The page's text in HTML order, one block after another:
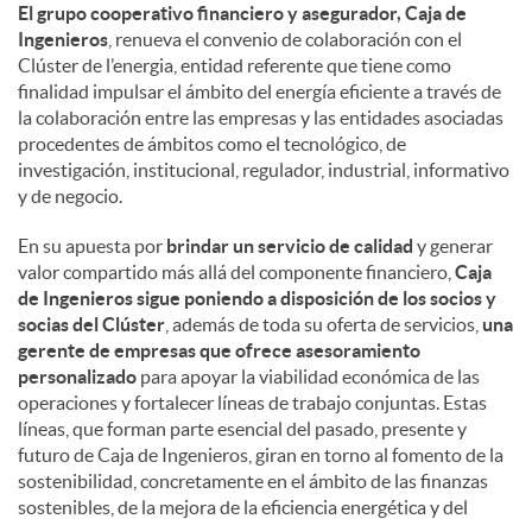
El grupo cooperativo financiero y asegurador, Caja de
Ingenieros , renueva el convenio de colaboración con el
Clúster de l’energia, entidad referente que tiene como
finalidad impulsar el ámbito del energía eficiente a través de
la colaboración entre las empresas y las entidades asociadas
procedentes de ámbitos como el tecnológico, de
investigación, institucional, regulador, industrial, informativo
y de negocio.
En su apuesta por brindar un servicio de calidad y generar
valor compartido más allá del componente financiero, Caja
de Ingenieros sigue poniendo a disposición de los socios y
socias del Clúster , además de toda su oferta de servicios, una
gerente de empresas que ofrece asesoramiento
personalizado para apoyar la viabilidad económica de las
operaciones y fortalecer líneas de trabajo conjuntas. Estas
líneas, que forman parte esencial del pasado, presente y
futuro de Caja de Ingenieros, giran en torno al fomento de la
sostenibilidad, concretamente en el ámbito de las finanzas
sostenibles, de la mejora de la eficiencia energética y del